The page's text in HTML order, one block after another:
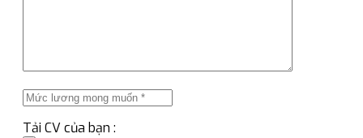
Tải CV của bạn :